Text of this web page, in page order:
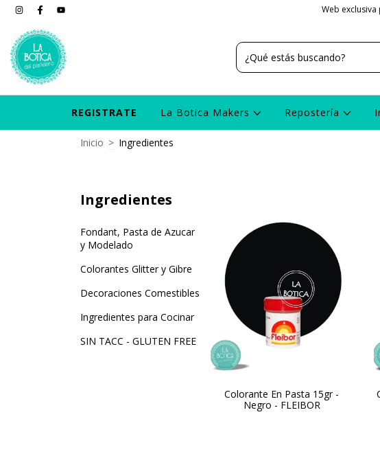
Web exclusiva
REGISTRATE La Botica Makers Repostería
Inicio > Ingredientes
Ingredientes
Fondant, Pasta de Azucar
y Modelado
Colorantes Glitter y Gibre
Decoraciones Comestibles
Ingredientes para Cocinar
SIN TACC - GLUTEN FREE
Colorante En Pasta 15gr -
Negro - FLEIBOR